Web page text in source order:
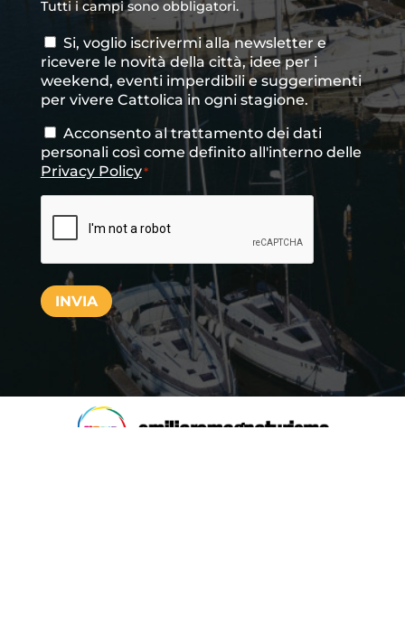
Tutti i campi sono obbligatori.
Consenso
newsletter
Si, voglio iscrivermi alla newsletter e
ricevere le novità della città, idee per i
weekend, eventi imperdibili e suggerimenti
per vivere Cattolica in ogni stagione.
Consenso*
Acconsento al trattamento dei dati
personali così come definito all'interno delle
Privacy Policy*
INVIA